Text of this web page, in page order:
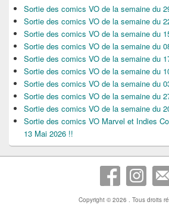
Sortie des comics VO de la semaine du
Sortie des comics VO de la semaine du
Sortie des comics VO de la semaine du
Sortie des comics VO de la semaine du
Sortie des comics VO de la semaine du
Sortie des comics VO de la semaine du
Sortie des comics VO de la semaine du
Sortie des comics VO de la semaine du
Sortie des comics VO de la semaine du
Sortie des comics VO Marvel et Indies
13 Mai 2026 !!
Copyright © 2026 . Tous droits